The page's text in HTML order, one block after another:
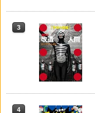
3
3
4